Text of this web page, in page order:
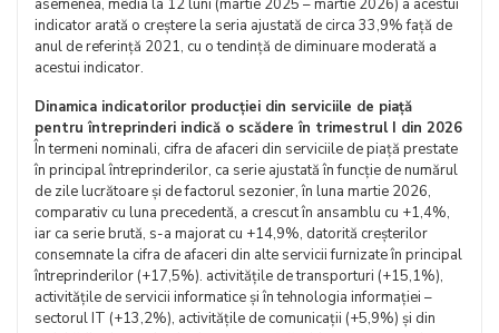
asemenea, media la 12 luni (martie 2025 – martie 2026) a acestui
indicator arată o creștere la seria ajustată de circa 33,9% față de
anul de referință 2021, cu o tendință de diminuare moderată a
acestui indicator.
Dinamica indicatorilor producției din serviciile de piață
pentru întreprinderi indică o scădere în trimestrul I din 2026
În termeni nominali, cifra de afaceri din serviciile de piață prestate
în principal întreprinderilor, ca serie ajustată în funcție de numărul
de zile lucrătoare și de factorul sezonier, în luna martie 2026,
comparativ cu luna precedentă, a crescut în ansamblu cu +1,4%,
iar ca serie brută, s-a majorat cu +14,9%, datorită creșterilor
consemnate la cifra de afaceri din alte servicii furnizate în principal
întreprinderilor (+17,5%). activitățile de transporturi (+15,1%),
activitățile de servicii informatice și în tehnologia informației –
sectorul IT (+13,2%), activitățile de comunicații (+5,9%) și din